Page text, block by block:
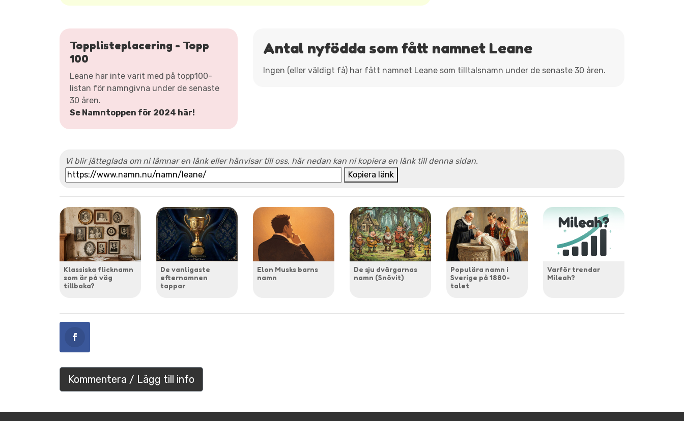
Topplisteplacering - Topp
100
Leane har inte varit med på topp100-
listan för namngivna under de senaste
30 åren.
Se Namntoppen för 2024 här!
Antal nyfödda som fått namnet Leane
Ingen (eller väldigt få) har fått namnet Leane som tilltalsnamn under de senaste 30 åren.
Vi blir jätteglada om ni lämnar en länk eller hänvisar till oss, här nedan kan ni kopiera en länk till denna sidan.
Kopiera länk
Klassiska flicknamn
som är på väg
tillbaka?
De vanligaste
efternamnen
tappar
Elon Musks barns
namn
De sju dvärgarnas
namn (Snövit)
Populära namn i
Sverige på 1880-
talet
Varför trendar
Mileah?
Kommentera / Lägg till info